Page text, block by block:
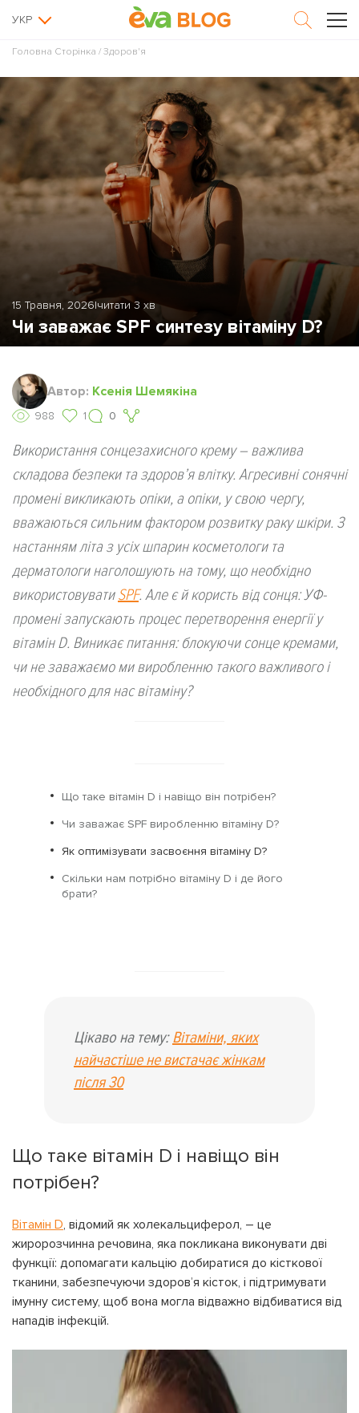
УКР
Головна Сторінка / Здоров'я
15 Травня, 2026|читати 3 хв
Чи заважає SPF синтезу вітаміну D?
Автор: Ксенія Шемякіна
988 1 0
Використання сонцезахисного крему – важлива
складова безпеки та здоров’я влітку. Агресивні сонячні
промені викликають опіки, а опіки, у свою чергу,
вважаються сильним фактором розвитку раку шкіри. З
настанням літа з усіх шпарин косметологи та
дерматологи наголошують на тому, що необхідно
використовувати SPF. Але є й користь від сонця: УФ-
промені запускають процес перетворення енергії у
вітамін D. Виникає питання: блокуючи сонце кремами,
чи не заважаємо ми виробленню такого важливого і
необхідного для нас вітаміну?
Що таке вітамін D і навіщо він потрібен?
Чи заважає SPF виробленню вітаміну D?
Як оптимізувати засвоєння вітаміну D?
Скільки нам потрібно вітаміну D і де його
брати?
Цікаво на тему: Вітаміни, яких
найчастіше не вистачає жінкам
після 30
Що таке вітамін D і навіщо він
потрібен?
Вітамін D, відомий як холекальциферол, – це
жиророзчинна речовина, яка покликана виконувати дві
функції: допомагати кальцію добиратися до кісткової
тканини, забезпечуючи здоров’я кісток, і підтримувати
імунну систему, щоб вона могла відважно відбиватися від
нападів інфекцій.